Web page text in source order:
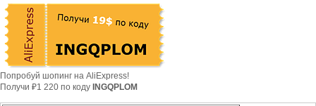
Попробуй шопинг на AliExpress!
Получи ₽1 220 по коду INGQPLOM